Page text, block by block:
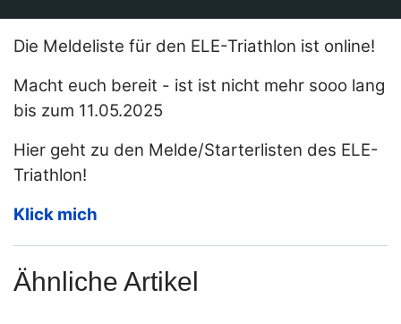
Die Meldeliste für den ELE-Triathlon ist online!
Macht euch bereit - ist ist nicht mehr sooo lang
bis zum 11.05.2025
Hier geht zu den Melde/Starterlisten des ELE-
Triathlon!
Klick mich
Ähnliche Artikel